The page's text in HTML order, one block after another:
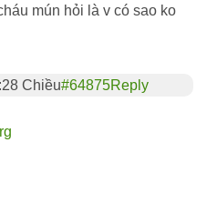
mún hỏi là v có sao ko
Chiều#64875Reply